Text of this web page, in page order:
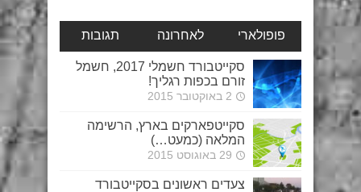
פופולארי לאחרונה תגובות
סקייטבורד חשמלי 2017, חשמל
זורם בכפות רגליך!
2 באוקטובר 2015
סקייטפארקים בארץ, הרשימה
המלאה (כמעט…)
29 באוגוסט 2015
צעדים ראשונים בסקייטבורד